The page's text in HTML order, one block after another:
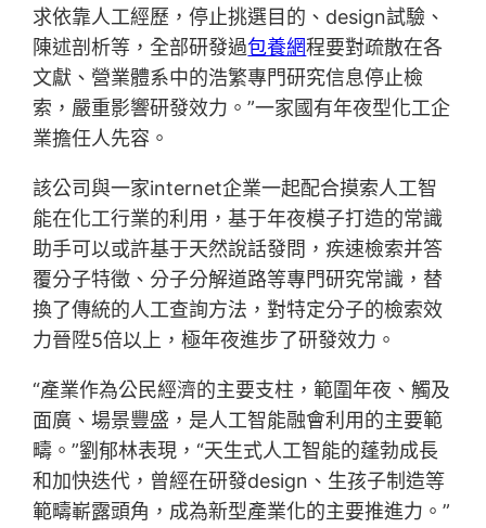
求依靠人工經歷，停止挑選目的、design試驗、
陳述剖析等，全部研發過包養網程要對疏散在各
文獻、營業體系中的浩繁專門研究信息停止檢
索，嚴重影響研發效力。”一家國有年夜型化工企
業擔任人先容。
該公司與一家internet企業一起配合摸索人工智
能在化工行業的利用，基于年夜模子打造的常識
助手可以或許基于天然說話發問，疾速檢索并答
覆分子特徵、分子分解道路等專門研究常識，替
換了傳統的人工查詢方法，對特定分子的檢索效
力晉陞5倍以上，極年夜進步了研發效力。
“產業作為公民經濟的主要支柱，範圍年夜、觸及
面廣、場景豐盛，是人工智能融會利用的主要範
疇。”劉郁林表現，“天生式人工智能的蓬勃成長
和加快迭代，曾經在研發design、生孩子制造等
範疇嶄露頭角，成為新型產業化的主要推進力。”